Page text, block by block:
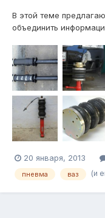
В этой теме
объединить
теме, где будут
общей массы
подушек. Это подушка
20 января, 2013
пневма ваз (и